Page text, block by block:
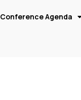
Conference Agenda